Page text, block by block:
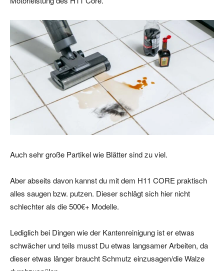
Auch sehr große Partikel wie Blätter sind zu viel.
Aber abseits davon kannst du mit dem H11 CORE praktisch
alles saugen bzw. putzen. Dieser schlägt sich hier nicht
schlechter als die 500€+ Modelle.
Lediglich bei Dingen wie der Kantenreinigung ist er etwas
schwächer und teils musst Du etwas langsamer Arbeiten, da
dieser etwas länger braucht Schmutz einzusagen/die Walze